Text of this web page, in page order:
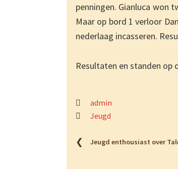
penningen. Gianluca won
Maar op bord 1 verloor
nederlaag incasseren.
Resultaten en standen op
admin
Jeugd
❮
Jeugd enthousiast over